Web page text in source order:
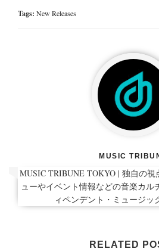
Tags: New Releases
MUSIC
MUSIC TRIBUNE TOKYO | 独自の
ューやイベント情報などの音楽カル
ィペンデント・ミュージッ
RELATED